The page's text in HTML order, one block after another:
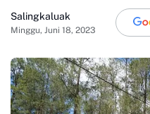
Salingkaluak
Minggu, Juni 18, 2023